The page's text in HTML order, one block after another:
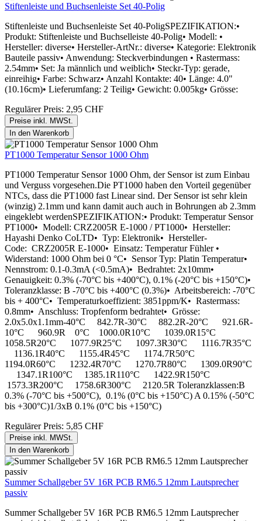
Stiftenleiste und Buchsenleiste Set 40-Polig
Stiftenleiste und Buchsenleiste Set 40-PoligSPEZIFIKATION:•
Produkt: Stiftenleiste und Buchselleiste 40-Polig• Modell: •
Hersteller: diverse• Hersteller-ArtNr.: diverse• Kategorie: Elektronik
Bauteile passiv• Anwendung: Steckverbindungen • Rastermass:
2.54mm• Set: Ja männlich und weiblich• Steckr-Typ: gerade,
einreihig• Farbe: Schwarz• Anzahl Kontakte: 40• Länge: 4.0"
(10.16cm)• Lieferumfang: 2 Teilig• Gewicht: 0.005kg• Grösse:
Regulärer Preis: 2,95 CHF
Preise inkl. MWSt.
In den Warenkorb
PT1000 Temperatur Sensor 1000 Ohm
PT1000 Temperatur Sensor 1000 Ohm, der Sensor ist zum Einbau
und Verguss vorgesehen.Die PT1000 haben den Vorteil gegenüber
NTCs, dass die PT1000 fast Linear sind. Der Sensor ist sehr klein
(winzig) 2.1mm und kann damit auch auch in Bohrungen ab 2.3mm
eingeklebt werdenSPEZIFIKATION:• Produkt: Temperatur Sensor
PT1000• Modell: CRZ2005R E-1000 / PT1000• Hersteller:
Hayashi Denko CoLTD• Typ: Elektronik• Hersteller-
Code: CRZ2005R E-1000• Einsatz: Temperatur Fühler •
Widerstand: 1000 Ohm bei 0 °C• Sensor Typ: Platin Temperatur•
Nennstrom: 0.1-0.3mA (<0.5mA)• Bedrahtet: 2x10mm•
Genauigkeit: 0.3% (-70°C bis +400°C), 0.1% (-20°C bis +150°C)•
Toleranzklasse: B -70°C bis +400°C (0.3%)• Arbeitsbereich: -70°C
bis + 400°C• Temperaturkoeffizient: 3851ppm/K• Rastermass:
0.8mm• Anschluss: Tropfenform bedrahtet• Grösse:
2.0x5.0x1.1mm-40°C 842.7R-30°C 882.2R-20°C 921.6R-
10°C 960.9R 0°C 1000.0R10°C 1039.0R15°C
1058.5R20°C 1077.9R25°C 1097.3R30°C 1116.7R35°C
1136.1R40°C 1155.4R45°C 1174.7R50°C
1194.0R60°C 1232.4R70°C 1270.7R80°C 1309.0R90°C
1347.1R100°C 1385.1R110°C 1422.9R150°C
1573.3R200°C 1758.6R300°C 2120.5R Toleranzklassen:B
0.3% (-70°C bis +500°C), 0.1% (0°C bis +150°C) A 0.15% (-50°C
bis +300°C)1/3xB 0.1% (0°C bis +150°C)
Regulärer Preis: 5,85 CHF
Preise inkl. MWSt.
In den Warenkorb
Summer Schallgeber 5V 16R PCB RM6.5 12mm Lautsprecher
passiv
Summer Schallgeber 5V 16R PCB RM6.5 12mm Lautsprecher